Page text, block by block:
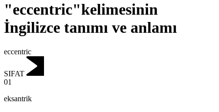
"eccentric"kelimesinin
İngilizce tanımı ve anlamı
eccentric
SIFAT
01
eksantrik